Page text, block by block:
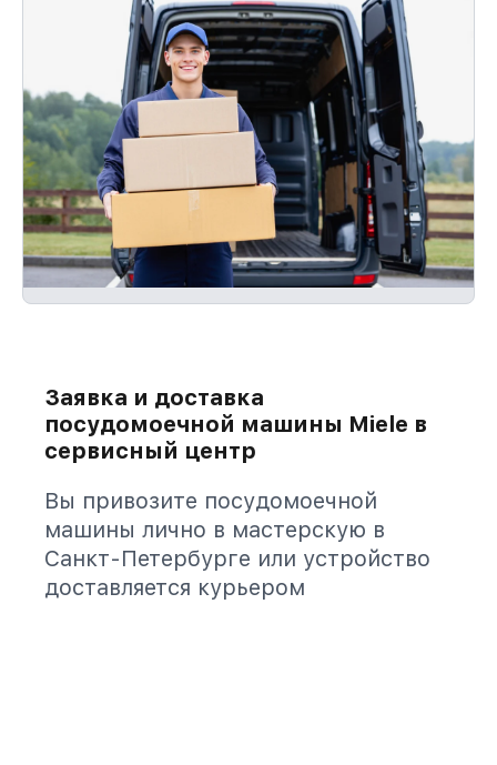
Заявка и доставка
посудомоечной машины Miele в
сервисный центр
Вы привозите посудомоечной
машины лично в мастерскую в
Санкт-Петербурге или устройство
доставляется курьером